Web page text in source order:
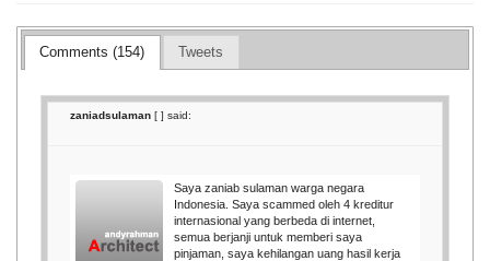
Comments (154) Tweets
zaniadsulaman [] said:
Saya zaniab sulaman warga negara
Indonesia. Saya scammed oleh 4 kreditur
internasional yang berbeda di internet,
semua berjanji untuk memberi saya
pinjaman, saya kehilangan uang hasil kerja